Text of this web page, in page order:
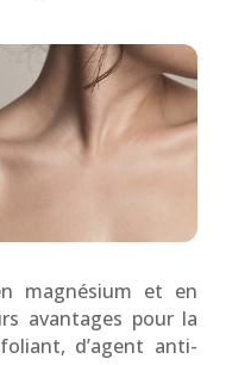
magnésium et en
avantages pour la
d’agent anti-